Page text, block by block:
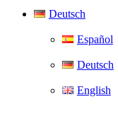
Deutsch
Español
Deutsch
English